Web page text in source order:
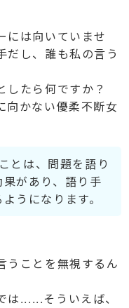
には向いていませ
だし、誰も私の言う
したら何ですか？
向かない優柔不断女
は、問題を語り
があり、語り手
うになります。
うことを無視するん
......そういえば、